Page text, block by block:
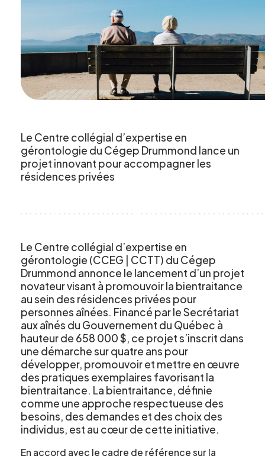
Le Centre collégial d’expertise en
gérontologie du Cégep Drummond lance un
projet innovant pour accompagner les
résidences privées
Le Centre collégial d’expertise en
gérontologie (CCEG | CCTT) du Cégep
Drummond annonce le lancement d’un projet
novateur visant à promouvoir la bientraitance
au sein des résidences privées pour
personnes aînées. Financé par le Secrétariat
aux aînés du Gouvernement du Québec à
hauteur de 658 000 $, ce projet s’inscrit dans
une démarche sur quatre ans pour
développer, promouvoir et mettre en œuvre
des pratiques exemplaires favorisant la
bientraitance. La bientraitance, définie
comme une approche respectueuse des
besoins, des demandes et des choix des
individus, est au cœur de cette initiative.
En accord avec le cadre de référence sur la